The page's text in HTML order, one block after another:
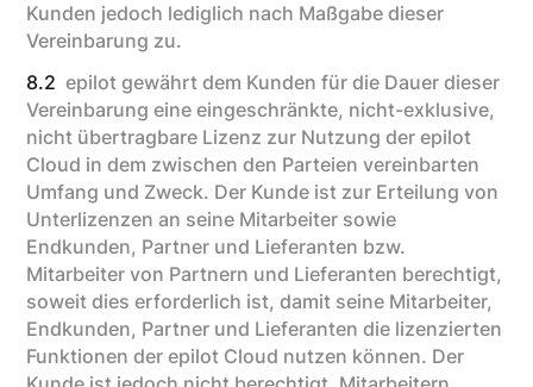
Kunden jedoch lediglich nach Maßgabe dieser
Vereinbarung zu.
8.2 epilot gewährt dem Kunden für die Dauer dieser
Vereinbarung eine eingeschränkte, nicht-exklusive,
nicht übertragbare Lizenz zur Nutzung der epilot
Cloud in dem zwischen den Parteien vereinbarten
Umfang und Zweck. Der Kunde ist zur Erteilung von
Unterlizenzen an seine Mitarbeiter sowie
Endkunden, Partner und Lieferanten bzw.
Mitarbeiter von Partnern und Lieferanten berechtigt,
soweit dies erforderlich ist, damit seine Mitarbeiter,
Endkunden, Partner und Lieferanten die lizenzierten
Funktionen der epilot Cloud nutzen können. Der